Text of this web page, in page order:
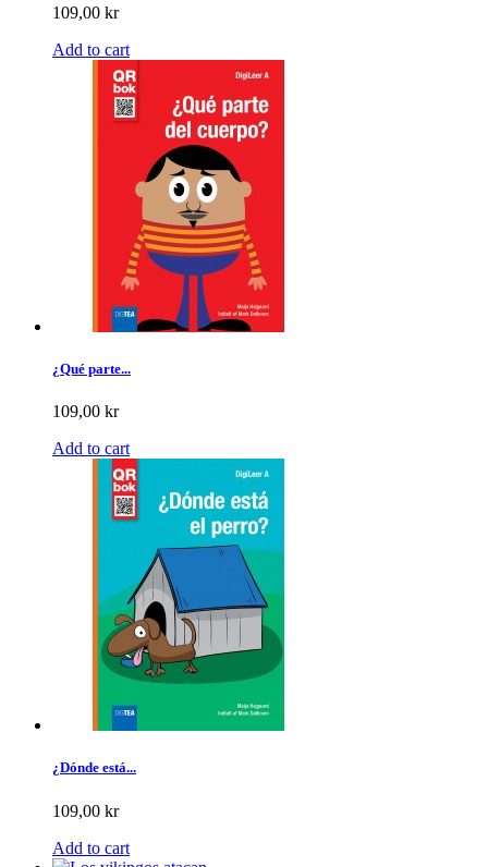
109,00 kr
Add to cart
¿Qué parte...
109,00 kr
Add to cart
¿Dónde está...
109,00 kr
Add to cart